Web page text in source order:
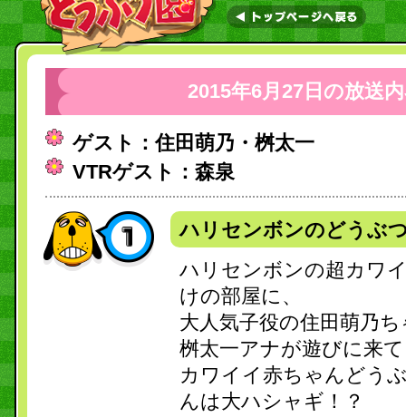
2015年6月27日の放送
ゲスト：住田萌乃・桝太一
VTRゲスト：森泉
ハリセンボンのどうぶ
ハリセンボンの超カワ
けの部屋に、
大人気子役の住田萌乃
桝太一アナが遊びに来
カワイイ赤ちゃんどう
んは大ハシャギ！？